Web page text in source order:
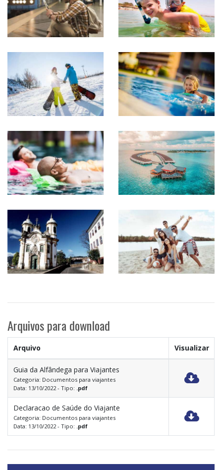
Arquivos para download
Arquivo Visualizar
Guia da Alfândega para Viajantes
Categoria: Documentos para viajantes
Data: 13/10/2022 - Tipo: .pdf
Declaracao de Saúde do Viajante
Categoria: Documentos para viajantes
Data: 13/10/2022 - Tipo: .pdf